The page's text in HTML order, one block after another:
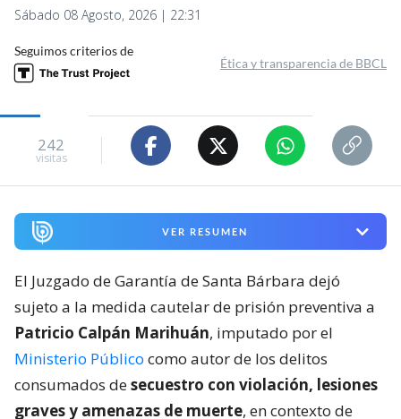
Sábado 08 Agosto, 2026 | 22:31
Seguimos criterios de
Ética y transparencia de BBCL
242
visitas
VER RESUMEN
El Juzgado de Garantía de Santa Bárbara dejó
sujeto a la medida cautelar de prisión preventiva a
Patricio Calpán Marihuán, imputado por el
Ministerio Público como autor de los delitos
consumados desecuestro con violación, lesiones
graves y amenazas de muerte, en contexto de